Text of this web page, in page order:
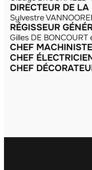
DIRECTEUR DE
Sylvestre
RÉGISSEUR
Gilles DE
CHEF
CHEF
CHEF